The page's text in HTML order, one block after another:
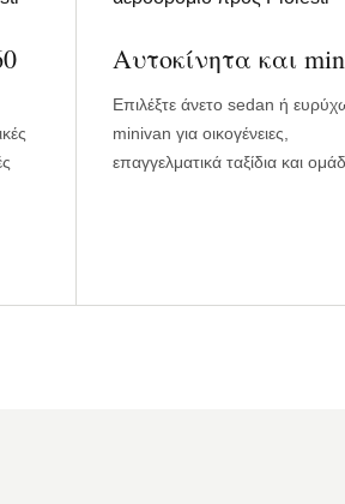
Αυτοκίνητα και
Επιλέξτε άνετο sedan ή
minivan για οικογένειες,
επαγγελματικά ταξίδια και